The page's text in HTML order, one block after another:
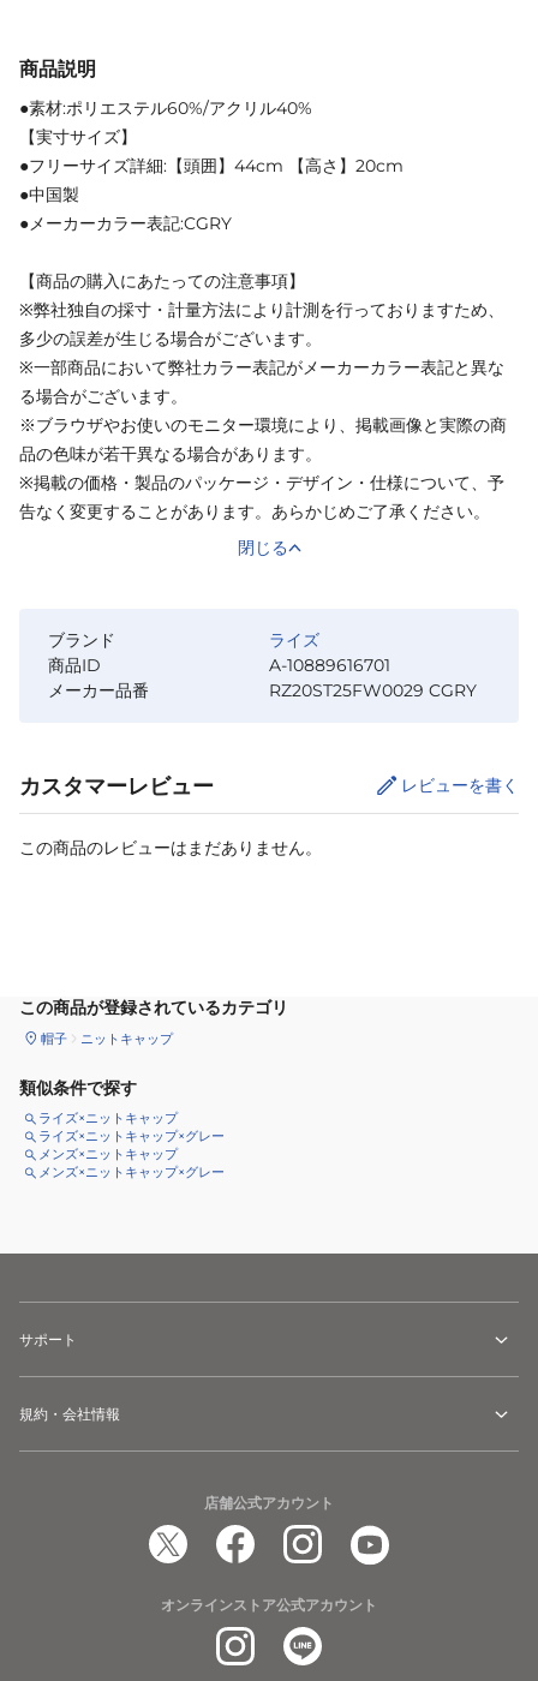
商品説明
●素材:ポリエステル60%/アクリル40%
【実寸サイズ】
●フリーサイズ詳細:【頭囲】44cm 【高さ】20cm
●中国製
●メーカーカラー表記:CGRY
【商品の購入にあたっての注意事項】
※弊社独自の採寸・計量方法により計測を行っておりますため、
多少の誤差が生じる場合がございます。
※一部商品において弊社カラー表記がメーカーカラー表記と異な
る場合がございます。
※ブラウザやお使いのモニター環境により、掲載画像と実際の商
品の色味が若干異なる場合があります。
※掲載の価格・製品のパッケージ・デザイン・仕様について、予
告なく変更することがあります。あらかじめご了承ください。
閉じる
ブランド
ライズ
商品ID
A-10889616701
メーカー品番
RZ20ST25FW0029 CGRY
カスタマーレビュー レビューを書く
この商品のレビューはまだありません。
この商品が登録されているカテゴリ
帽子 ニットキャップ
類似条件で探す
ライズ×ニットキャップ
ライズ×ニットキャップ×グレー
メンズ×ニットキャップ
メンズ×ニットキャップ×グレー
サポート
規約・会社情報
店舗公式アカウント
オンラインストア公式アカウント